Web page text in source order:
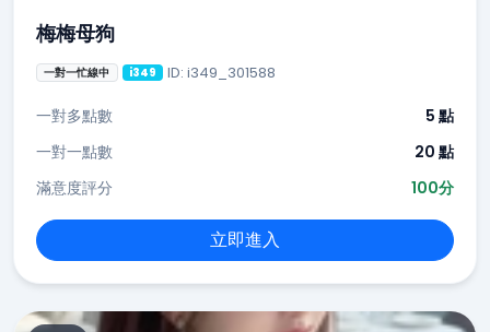
梅梅母狗
一對一忙線中 i349 ID: i349_301588
一對多點數
5 點
一對一點數
20 點
滿意度評分
100分
立即進入